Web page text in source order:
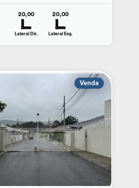
20,00
Lateral Dir.
20,00
Lateral Esq.
Venda